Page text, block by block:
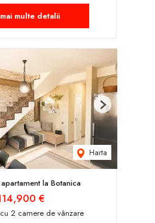
multe detalii
Harta
Next
la Botanica
€
2 camere de vânzare